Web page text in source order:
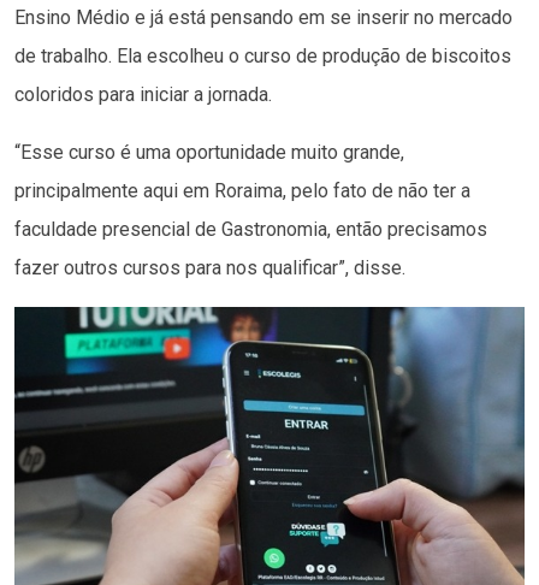
Ensino Médio e já está pensando em se inserir no mercado
de trabalho. Ela escolheu o curso de produção de biscoitos
coloridos para iniciar a jornada.
“Esse curso é uma oportunidade muito grande,
principalmente aqui em Roraima, pelo fato de não ter a
faculdade presencial de Gastronomia, então precisamos
fazer outros cursos para nos qualificar”, disse.